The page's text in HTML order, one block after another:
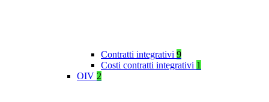
Contratti integrativi 9
Costi contratti integrativi 1
OIV 2